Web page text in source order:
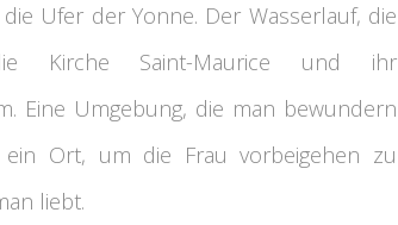
die Ufer der Yonne. Der Wasserlauf, die
Kirche Saint-Maurice und ihr
Eine Umgebung, die man bewundern
Ort, um die Frau vorbeigehen zu
liebt.